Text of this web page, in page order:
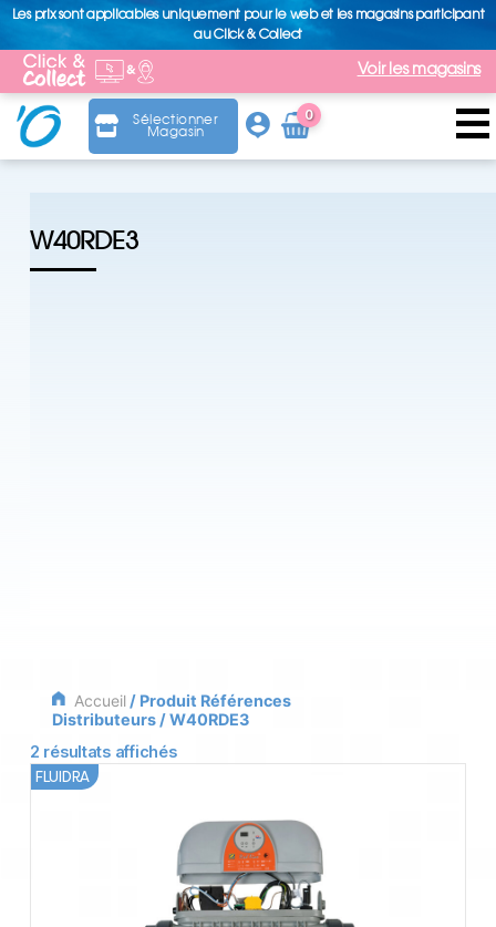
Les prix sont applicables uniquement pour le web et les magasins participant
au Click & Collect
Voir les magasins
Sélectionner
Magasin
0
Arti
cle
W40RDE3
Accueil/ Produit Références
Distributeurs / W40RDE3
2 résultats affichés
FLUIDRA